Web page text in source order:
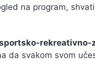
na program,
rekreativno-
da svakom svom